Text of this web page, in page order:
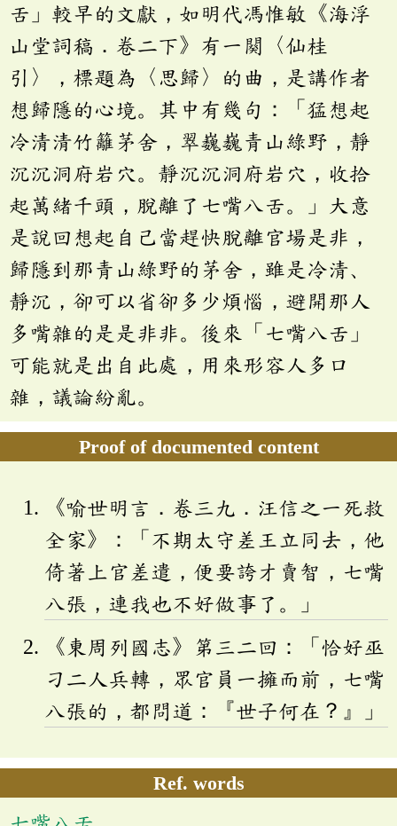
舌」較早的文獻，如明代馮惟敏《海浮
山堂詞稿．卷二下》有一闋〈仙桂
引〉，標題為〈思歸〉的曲，是講作者
想歸隱的心境。其中有幾句：「猛想起
冷清清竹籬茅舍，翠巍巍青山綠野，靜
沉沉洞府岩穴。靜沉沉洞府岩穴，收拾
起萬緒千頭，脫離了七嘴八舌。」大意
是說回想起自己當趕快脫離官場是非，
歸隱到那青山綠野的茅舍，雖是冷清、
靜沉，卻可以省卻多少煩惱，避開那人
多嘴雜的是是非非。後來「七嘴八舌」
可能就是出自此處，用來形容人多口
雜，議論紛亂。
Proof of documented content
《喻世明言．卷三九．汪信之一死救
全家》：「不期太守差王立同去，他
倚著上官差遣，便要誇才賣智，七嘴
八張，連我也不好做事了。」
《東周列國志》第三二回：「恰好巫
刁二人兵轉，眾官員一擁而前，七嘴
八張的，都問道：『世子何在？』」
Ref. words